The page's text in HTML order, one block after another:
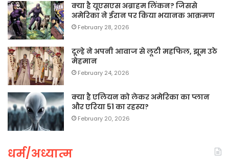
क्या है यूएसएस अब्राहम लिंकन? जिससे
अमेरिका ने ईरान पर किया भयानक आक्रमण
February 28, 2026
दूल्हे ने अपनी आवाज से लूटी महफिल, झूम उठे
मेहमान
February 24, 2026
क्या है एलियन को लेकर अमेरिका का प्लान
और एरिया 51 का रहस्य?
February 20, 2026
धर्म/अध्यात्म